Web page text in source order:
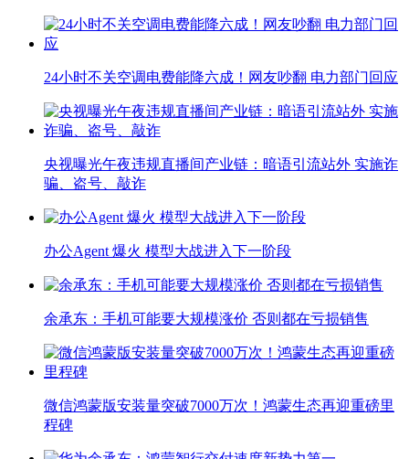
24小时不关空调电费能降六成！网友吵翻 电力部门回应
央视曝光午夜违规直播间产业链：暗语引流站外 实施诈
骗、盗号、敲诈
办公Agent 爆火 模型大战进入下一阶段
余承东：手机可能要大规模涨价 否则都在亏损销售
微信鸿蒙版安装量突破7000万次！鸿蒙生态再迎重磅里
程碑